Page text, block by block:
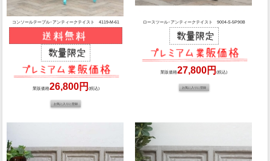
コンソールテーブル･アンティークテイスト 4119-M-61
業販価格26,800円 (税込)
ロースツール･アンティークテイスト 9004-S-5P90B
業販価格27,800円(税込)